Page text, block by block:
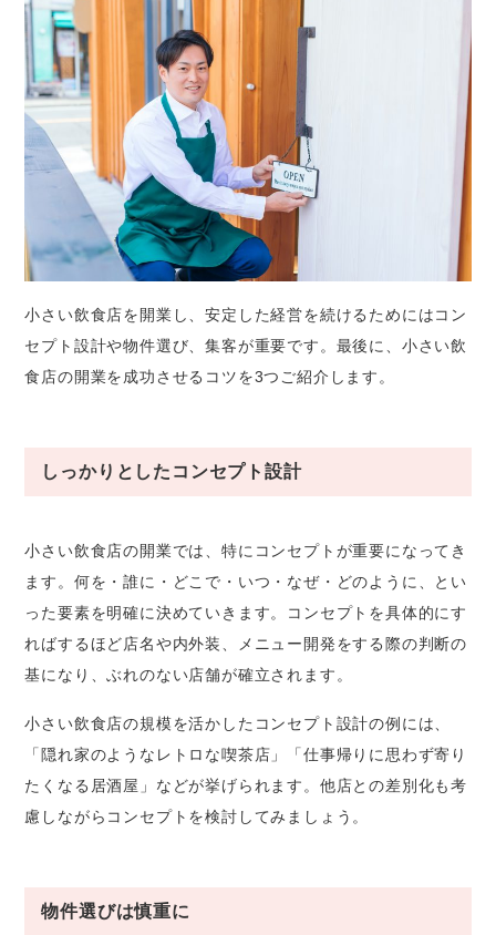
小さい飲食店を開業し、安定した経営を続けるためにはコン
セプト設計や物件選び、集客が重要です。最後に、小さい飲
食店の開業を成功させるコツを3つご紹介します。
しっかりとしたコンセプト設計
小さい飲食店の開業では、特にコンセプトが重要になってき
ます。何を・誰に・どこで・いつ・なぜ・どのように、とい
った要素を明確に決めていきます。コンセプトを具体的にす
ればするほど店名や内外装、メニュー開発をする際の判断の
基になり、ぶれのない店舗が確立されます。
小さい飲食店の規模を活かしたコンセプト設計の例には、
「隠れ家のようなレトロな喫茶店」「仕事帰りに思わず寄り
たくなる居酒屋」などが挙げられます。他店との差別化も考
慮しながらコンセプトを検討してみましょう。
物件選びは慎重に